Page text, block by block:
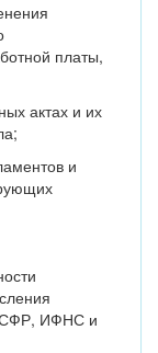
платы,
актах и их
и
СФР, ИФНС и